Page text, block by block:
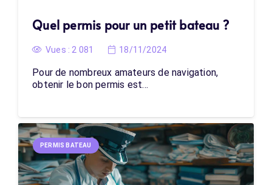
Quel permis pour un petit bateau ?
Vues : 2 081 18/11/2024
Pour de nombreux amateurs de navigation,
obtenir le bon permis est…
PERMIS BATEAU